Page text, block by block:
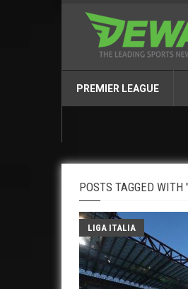
PREMIER LEAGUE
POSTS TAGGED WITH
LIGA ITALIA